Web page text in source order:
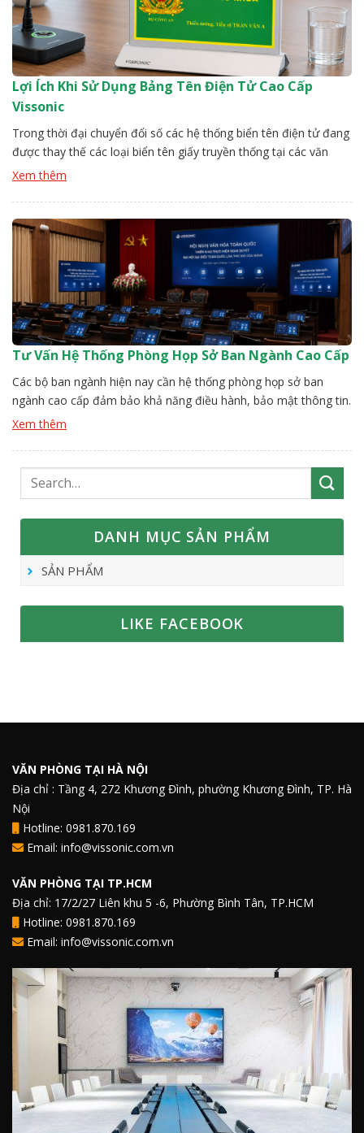
Lợi Ích Khi Sử Dụng Bảng Tên Điện Tử Cao Cấp
Vissonic
Trong thời đại chuyển đổi số các hệ thống biển tên điện tử đang
được thay thế các loại biển tên giấy truyền thống tại các văn
phòng văn thư, hành chính công. Với thiết kế hiện đại bảng tên
thẩm […]
Xem thêm
Tư Vấn Hệ Thống Phòng Họp Sở Ban Ngành Cao Cấp
Các bộ ban ngành hiện nay cần hệ thống phòng họp sở ban
ngành cao cấp đảm bảo khả năng điều hành, bảo mật thông tin.
Việc tư vấn vấn cấu hình đòi hỏi cách tiếp cận tổng thể yêu cầu
[…]
Xem thêm
DANH MỤC SẢN PHẨM
SẢN PHẨM
LIKE FACEBOOK
VĂN PHÒNG TẠI HÀ NỘI
Địa chỉ : Tầng 4, 272 Khương Đình, phường Khương Đình, TP. Hà
Nội
Hotline: 0981.870.169
Email: info@vissonic.com.vn
VĂN PHÒNG TẠI TP.HCM
Địa chỉ: 17/2/27 Liên khu 5 -6, Phường Bình Tân, TP.HCM
Hotline: 0981.870.169
Email: info@vissonic.com.vn